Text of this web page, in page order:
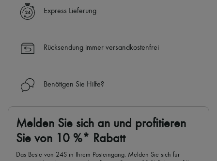
Express Lieferung
Rücksendung immer versandkostenfrei
Benötigen Sie Hilfe?
Melden Sie sich an und profitieren
Sie von 10 %* Rabatt
Das Beste von 24S in Ihrem Posteingang: Melden Sie sich für